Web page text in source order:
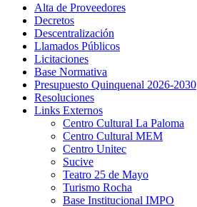
Alta de Proveedores
Decretos
Descentralización
Llamados Públicos
Licitaciones
Base Normativa
Presupuesto Quinquenal 2026-2030
Resoluciones
Links Externos
Centro Cultural La Paloma
Centro Cultural MEM
Centro Unitec
Sucive
Teatro 25 de Mayo
Turismo Rocha
Base Institucional IMPO